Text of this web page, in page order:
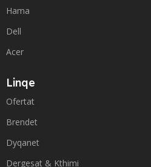
Hama
Dell
Acer
Linqe
Ofertat
Brendet
Dyqanet
Dergesat & Kthimi